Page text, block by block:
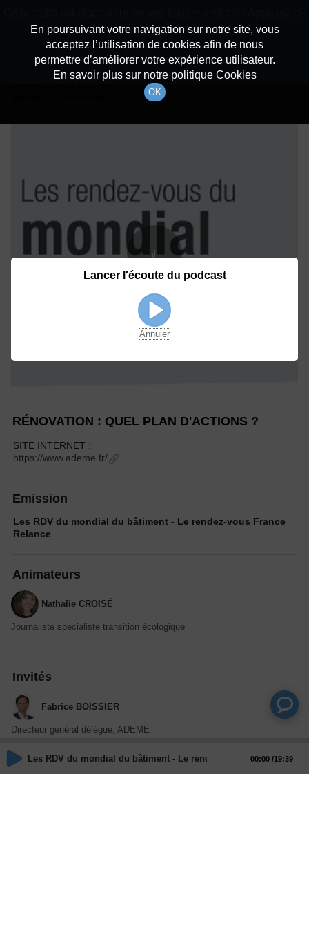
Détails De L'épisode
à 7h30
RÉNOVATION : QUEL PLAN D'ACTIONS ?
SITE INTERNET :
https://www.ademe.fr/
Emission
Les RDV du mondial du bâtiment - Le rendez-vous France
Relance
Animateurs
Nathalie CROISÉ
Journaliste spécialiste transition écologique
Invités
Fabrice BOISSIER
Directeur général délégué, ADEME
Les RDV du mondial du bâtiment - Le rendez-vous France
00:00 19:39
En poursuivant votre navigation sur notre site, vous
acceptez l’utilisation de cookies afin de nous
permettre d’améliorer votre expérience utilisateur.
En savoir plus sur notre politique Cookies
OK
dessous pour l'installer.
Non merci Télécharger l'application
Lancer l'écoute du podcast
Annuler